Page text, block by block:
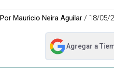
Por Mauricio Neira Aguilar / 18/05/
Agregar a
abre en nueva